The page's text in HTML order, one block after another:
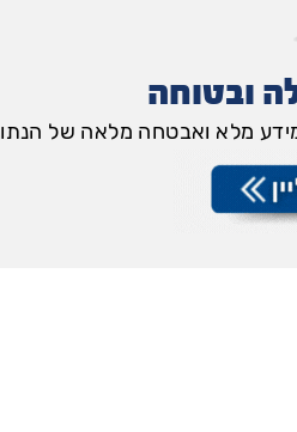
ובטוחה
מלא ואבטחה מלאה של